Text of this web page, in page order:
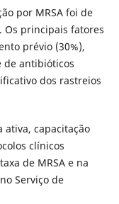
por MRSA foi de
Os principais fatores
prévio (30%),
de antibióticos
dos rastreios
ativa, capacitação
clínicos
de MRSA e na
Serviço de